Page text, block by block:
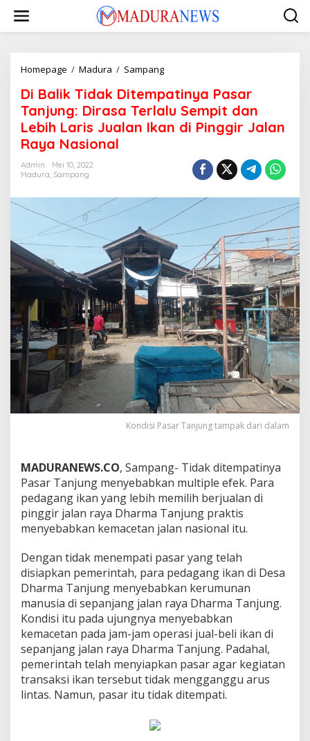
konten
Homepage / Madura / SampangDi
Tidak
Ditempatinya
Pasar
Tanjung:
Jualan
Ikan
di
Pinggir
Jalan
Raya
Nasional
Di Balik Tidak Ditempatinya Pasar
Tanjung: Dirasa Terlalu Sempit dan
Lebih Laris Jualan Ikan di Pinggir Jalan
Raya Nasional
Admin
Mei 10, 2022
Madura, Sampang
Kondisi Pasar Tanjung tampak dari dalam
MADURANEWS.CO, Sampang- Tidak ditempatinya
Pasar Tanjung menyebabkan multiple efek. Para
pedagang ikan yang lebih memilih berjualan di
pinggir jalan raya Dharma Tanjung praktis
menyebabkan kemacetan jalan nasional itu.
Dengan tidak menempati pasar yang telah
disiapkan pemerintah, para pedagang ikan di Desa
Dharma Tanjung menyebabkan kerumunan
manusia di sepanjang jalan raya Dharma Tanjung.
Kondisi itu pada ujungnya menyebabkan
kemacetan pada jam-jam operasi jual-beli ikan di
sepanjang jalan raya Dharma Tanjung. Padahal,
pemerintah telah menyiapkan pasar agar kegiatan
transaksi ikan tersebut tidak mengganggu arus
lintas. Namun, pasar itu tidak ditempati.